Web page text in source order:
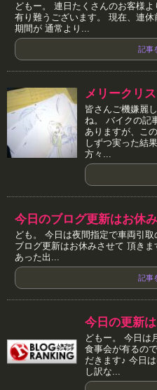
どもー。 連日たくさんのお客様
有り難うございます。 現在、連
期間が 通常より...
記事
メリークリ
皆さんご機嫌麗
ね。 バイクの記
ありますが、こ
しずつ実った結
方々...
今日のブログ更新はお休
ども。 今日は夜間指定で車両引
ブログ更新はお休みさせて 頂き
あった出...
記事
今日の更新
どもー。 今日は
食事会が有るの
だきます♪ 今日
し訳な...